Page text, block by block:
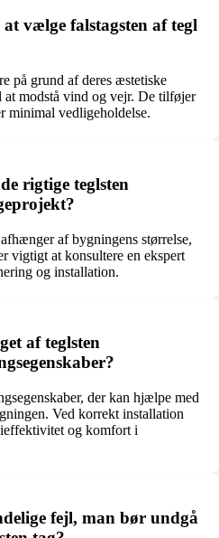
vælge falstagsten af tegl
på grund af deres æstetiske
at modstå vind og vejr. De tilføjer
vedligeholdelse.
rigtige teglsten
af bygningens størrelse,
vigtigt at konsultere en ekspert
og installation.
af teglsten
der kan hjælpe med
Ved korrekt installation
og komfort i
fejl, man bør undgå